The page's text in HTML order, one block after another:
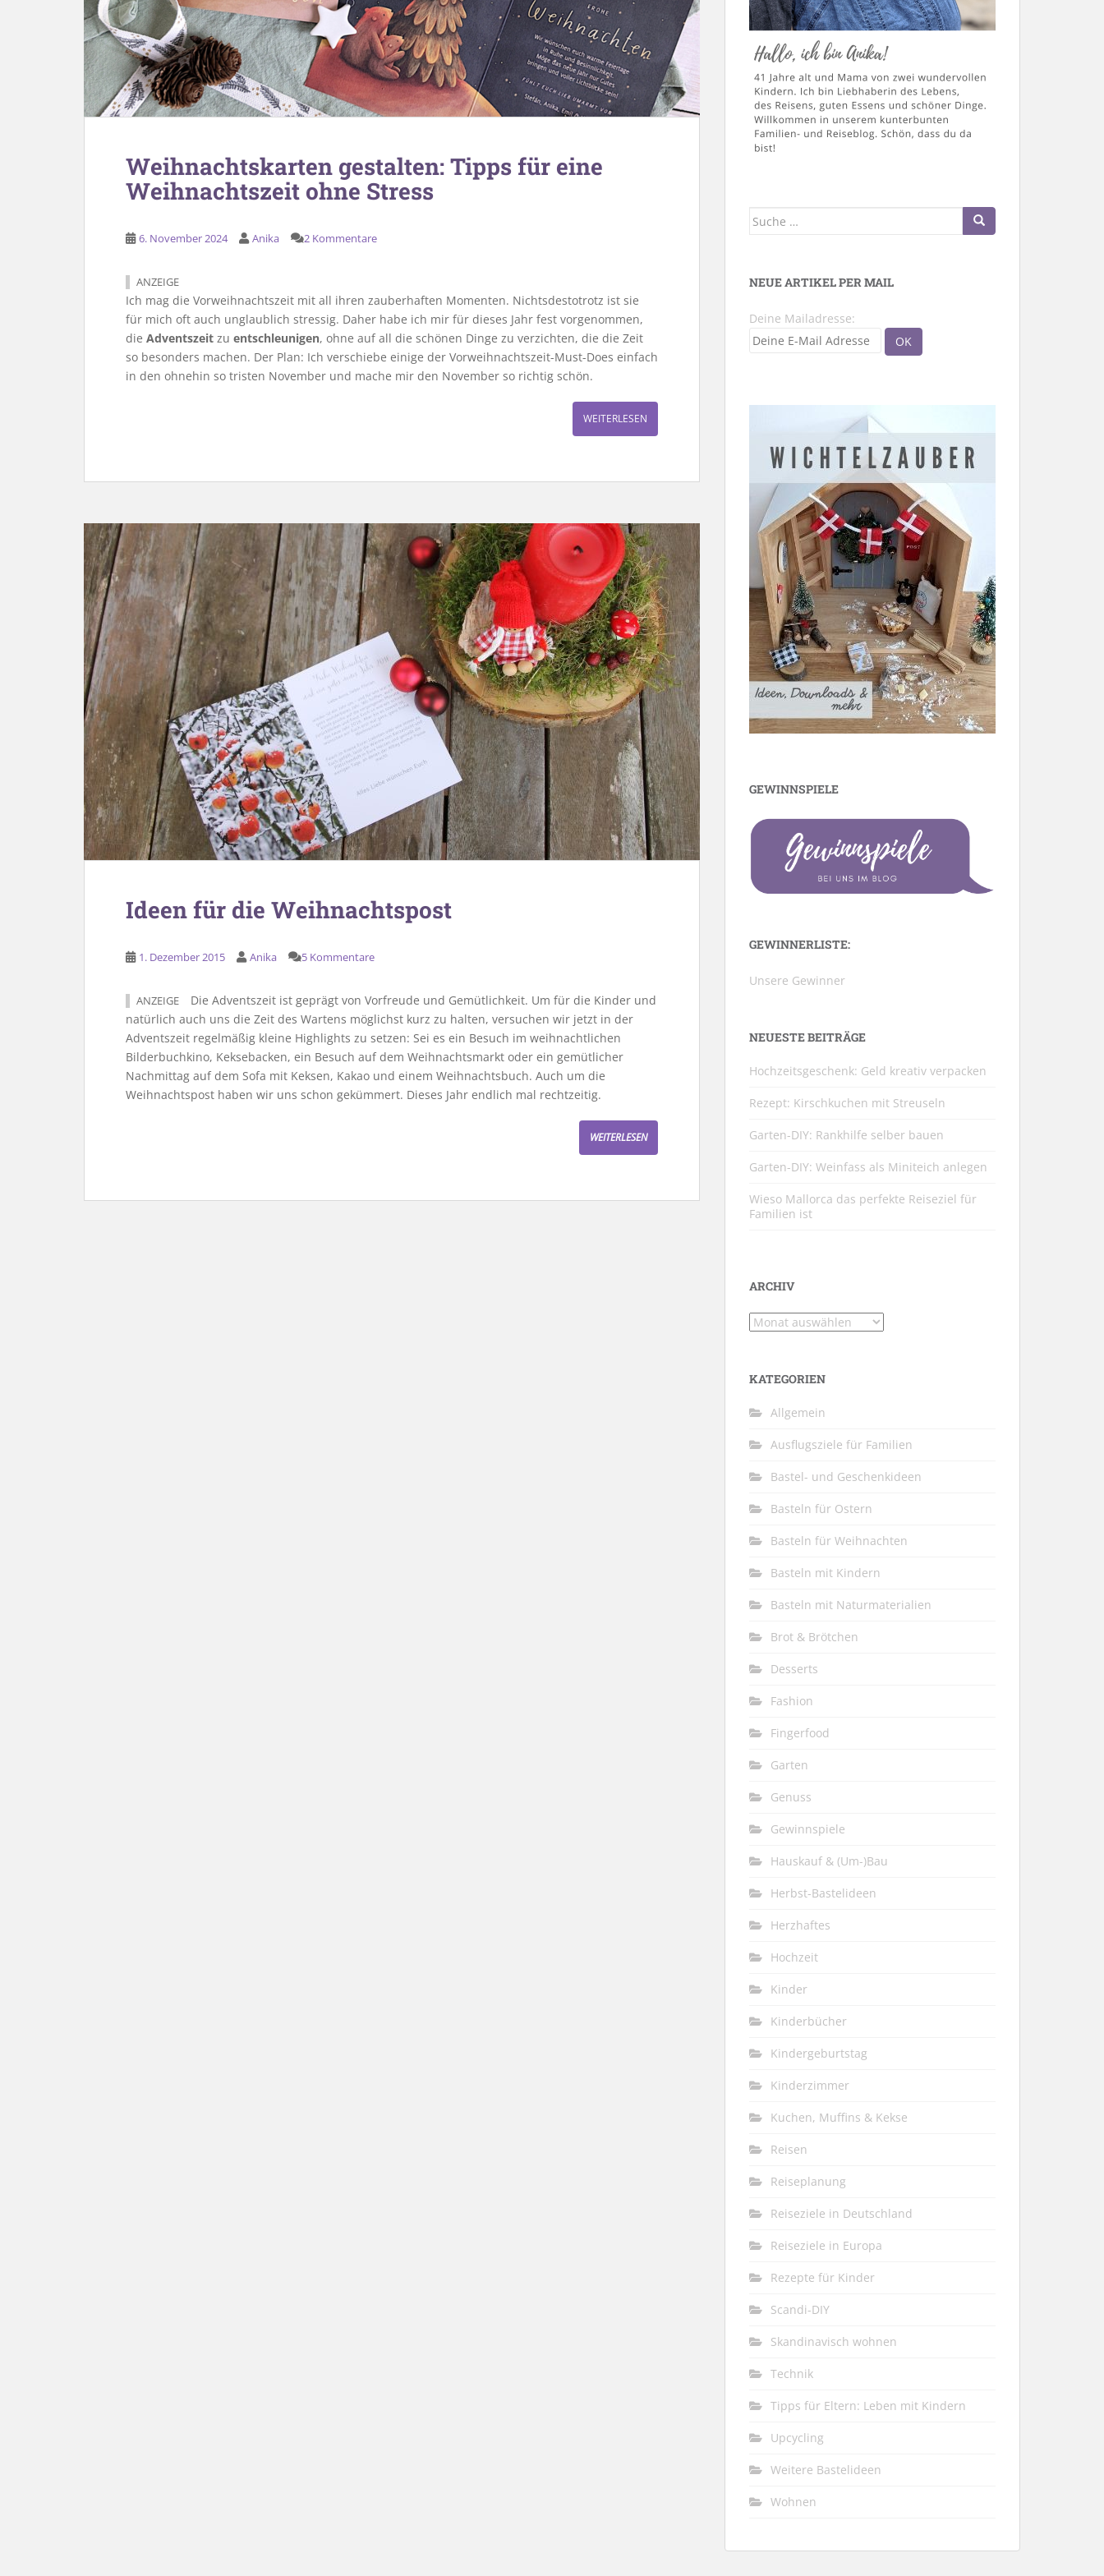
Weihnachtskarten gestalten: Tipps für eine
Weihnachtszeit ohne Stress
6. November 2024 Anika 2 Kommentare
ANZEIGE
Ich mag die Vorweihnachtszeit mit all ihren zauberhaften Momenten. Nichtsdestotrotz ist sie
für mich oft auch unglaublich stressig. Daher habe ich mir für dieses Jahr fest vorgenommen,
die Adventszeit zu entschleunigen, ohne auf all die schönen Dinge zu verzichten, die die Zeit
so besonders machen. Der Plan: Ich verschiebe einige der Vorweihnachtszeit-Must-Does einfach
in den ohnehin so tristen November und mache mir den November so richtig schön.
WEITERLESEN
Ideen für die Weihnachtspost
1. Dezember 2015 Anika 5 Kommentare
ANZEIGE
Die Adventszeit ist geprägt von Vorfreude und Gemütlichkeit. Um für die Kinder und
natürlich auch uns die Zeit des Wartens möglichst kurz zu halten, versuchen wir jetzt in der
Adventszeit regelmäßig kleine Highlights zu setzen: Sei es ein Besuch im weihnachtlichen
Bilderbuchkino, Keksebacken, ein Besuch auf dem Weihnachtsmarkt oder ein gemütlicher
Nachmittag auf dem Sofa mit Keksen, Kakao und einem Weihnachtsbuch. Auch um die
Weihnachtspost haben wir uns schon gekümmert. Dieses Jahr endlich mal rechtzeitig.
WEITERLESEN
Suche
NEUE ARTIKEL PER MAIL
Deine Mailadresse:
GEWINNSPIELE
GEWINNERLISTE:
Unsere Gewinner
NEUESTE BEITRÄGE
Hochzeitsgeschenk: Geld kreativ verpacken
Rezept: Kirschkuchen mit Streuseln
Garten-DIY: Rankhilfe selber bauen
Garten-DIY: Weinfass als Miniteich anlegen
Wieso Mallorca das perfekte Reiseziel für
Familien ist
ARCHIV
Archiv
KATEGORIEN
Allgemein
Ausflugsziele für Familien
Bastel- und Geschenkideen
Basteln für Ostern
Basteln für Weihnachten
Basteln mit Kindern
Basteln mit Naturmaterialien
Brot & Brötchen
Desserts
Fashion
Fingerfood
Garten
Genuss
Gewinnspiele
Hauskauf & (Um-)Bau
Herbst-Bastelideen
Herzhaftes
Hochzeit
Kinder
Kinderbücher
Kindergeburtstag
Kinderzimmer
Kuchen, Muffins & Kekse
Reisen
Reiseplanung
Reiseziele in Deutschland
Reiseziele in Europa
Rezepte für Kinder
Scandi-DIY
Skandinavisch wohnen
Technik
Tipps für Eltern: Leben mit Kindern
Upcycling
Weitere Bastelideen
Wohnen